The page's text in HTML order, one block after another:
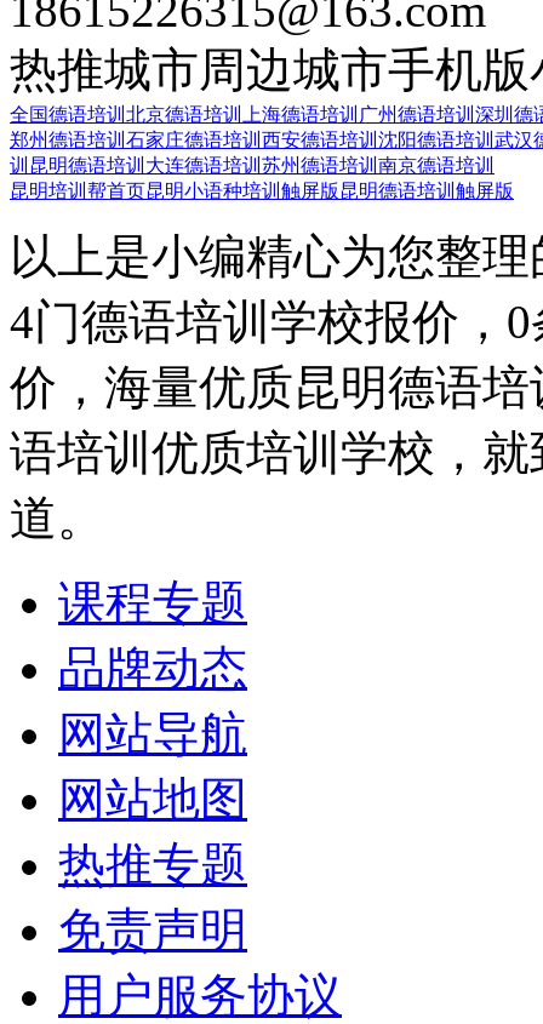
热推城市周边城市手机版
全国德语培训 北京德语培训 上海德语培训 广州德语培训 深圳德
郑州德语培训 石家庄德语培训 西安德语培训 沈阳德语培训 武汉
训 昆明德语培训 大连德语培训 苏州德语培训 南京德语培训
昆明培训帮首页昆明小语种培训触屏版昆明德语培训触屏版
以上是小编精心为您整
4门德语培训学校报价，
价，海量优质昆明德语
语培训优质培训学校，
道。
课程专题
品牌动态
网站导航
网站地图
热推专题
免责声明
用户服务协议